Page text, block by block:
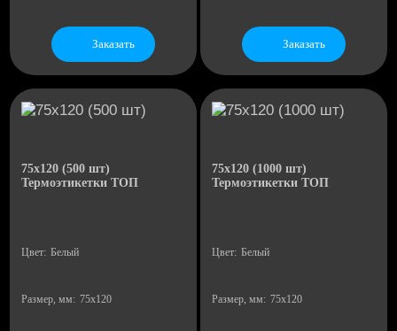
Заказать
14
Заказать
54
75х120 (500 шт)
Термоэтикетки ТОП
Цвет: Белый
Размер, мм: 75х120
75х120 (1000 шт)
Термоэтикетки ТОП
Цвет: Белый
Размер, мм: 75х120